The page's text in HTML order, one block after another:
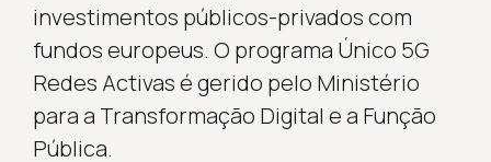
investimentos públicos-privados com
fundos europeus. O programa Único 5G
Redes Activas é gerido pelo Ministério
para a Transformação Digital e a Função
Pública.